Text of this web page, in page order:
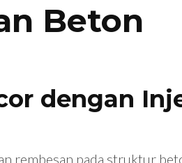
Beton
dengan
rembesan pada struktur